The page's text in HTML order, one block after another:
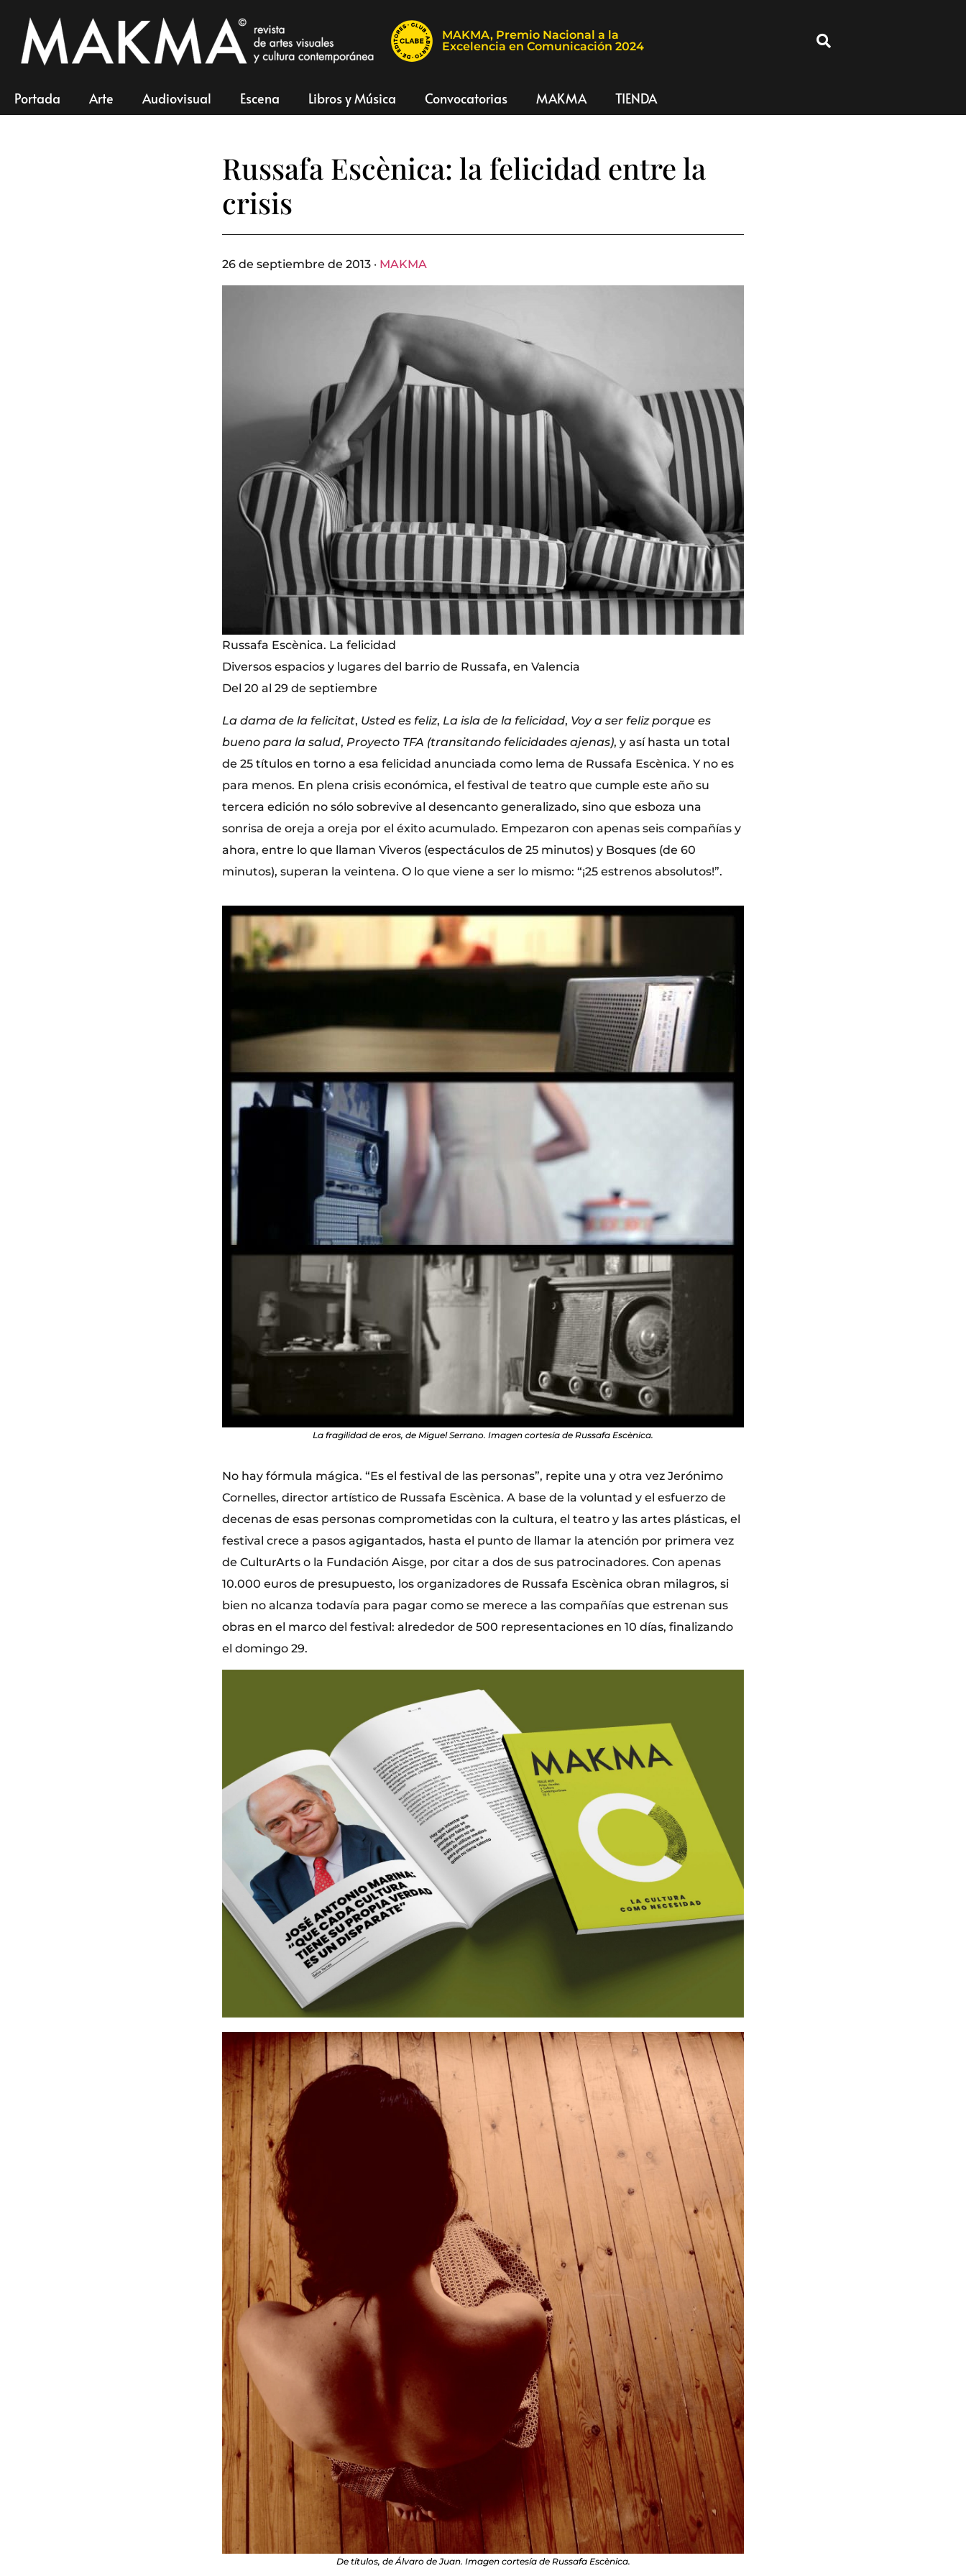
MAKMA, Premio Nacional a la
Excelencia en Comunicación 2024
Portada Arte Audiovisual Escena Libros y Música Convocatorias MAKMA TIENDA
Russafa Escènica: la felicidad entre la
crisis
26 de septiembre de 2013 · MAKMA
Russafa Escènica. La felicidad
Diversos espacios y lugares del barrio de Russafa, en Valencia
Del 20 al 29 de septiembre
La dama de la felicitat, Usted es feliz, La isla de la felicidad, Voy a ser feliz porque es
bueno para la salud, Proyecto TFA (transitando felicidades ajenas), y así hasta un total
de 25 títulos en torno a esa felicidad anunciada como lema de Russafa Escènica. Y no es
para menos. En plena crisis económica, el festival de teatro que cumple este año su
tercera edición no sólo sobrevive al desencanto generalizado, sino que esboza una
sonrisa de oreja a oreja por el éxito acumulado. Empezaron con apenas seis compañías y
ahora, entre lo que llaman Viveros (espectáculos de 25 minutos) y Bosques (de 60
minutos), superan la veintena. O lo que viene a ser lo mismo: “¡25 estrenos absolutos!”.
La fragilidad de eros, de Miguel Serrano. Imagen cortesía de Russafa Escènica.
No hay fórmula mágica. “Es el festival de las personas”, repite una y otra vez Jerónimo
Cornelles, director artístico de Russafa Escènica. A base de la voluntad y el esfuerzo de
decenas de esas personas comprometidas con la cultura, el teatro y las artes plásticas, el
festival crece a pasos agigantados, hasta el punto de llamar la atención por primera vez
de CulturArts o la Fundación Aisge, por citar a dos de sus patrocinadores. Con apenas
10.000 euros de presupuesto, los organizadores de Russafa Escènica obran milagros, si
bien no alcanza todavía para pagar como se merece a las compañías que estrenan sus
obras en el marco del festival: alrededor de 500 representaciones en 10 días, finalizando
el domingo 29.
De títulos, de Álvaro de Juan. Imagen cortesía de Russafa Escènica.